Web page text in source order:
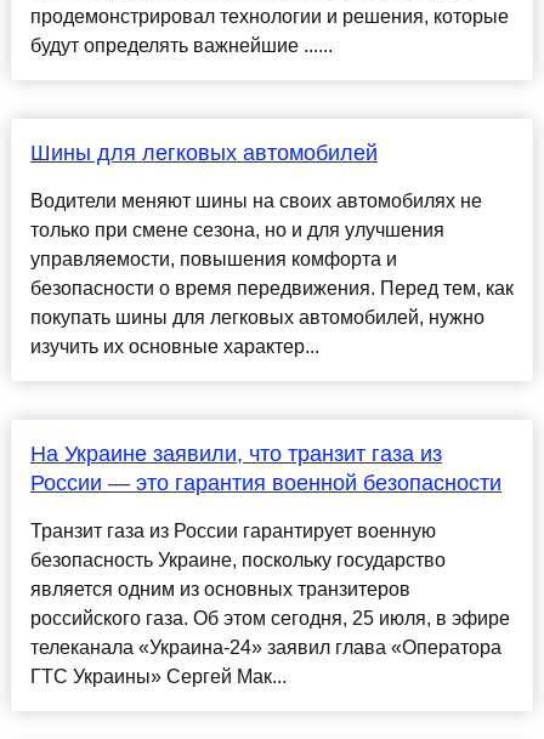
продемонстрировал технологии и решения, которые
будут определять важнейшие ......
Шины для легковых автомобилей
Водители меняют шины на своих автомобилях не
только при смене сезона, но и для улучшения
управляемости, повышения комфорта и
безопасности о время передвижения. Перед тем, как
покупать шины для легковых автомобилей, нужно
изучить их основные характер...
На Украине заявили, что транзит газа из
России — это гарантия военной безопасности
Транзит газа из России гарантирует военную
безопасность Украине, поскольку государство
является одним из основных транзитеров
российского газа. Об этом сегодня, 25 июля, в эфире
телеканала «Украина-24» заявил глава «Оператора
ГТС Украины» Сергей Мак...